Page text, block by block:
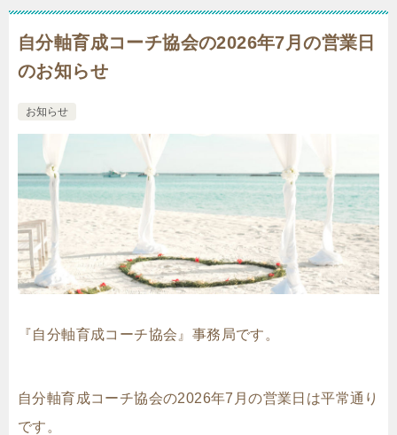
自分軸育成コーチ協会の2026年7月の営業日
のお知らせ
お知らせ
『自分軸育成コーチ協会』事務局です。
自分軸育成コーチ協会の2026年7月の営業日は平常通り
です。